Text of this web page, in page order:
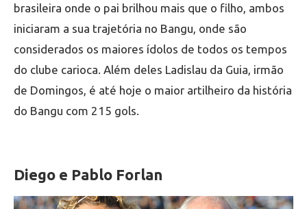
brasileira onde o pai brilhou mais que o filho, ambos
iniciaram a sua trajetória no Bangu, onde são
considerados os maiores ídolos de todos os tempos
do clube carioca. Além deles Ladislau da Guia, irmão
de Domingos, é até hoje o maior artilheiro da história
do Bangu com 215 gols.
Diego e Pablo Forlan